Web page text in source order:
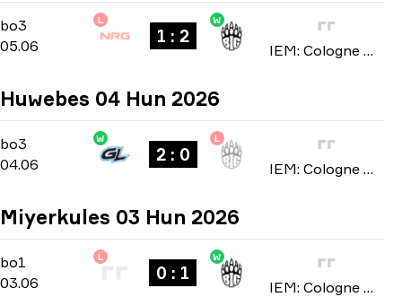
bo3
bo3
05.06
L
1 : 2
W
IEM: Cologne Major 2026
Huwebes 04 Hun 2026
bo3
bo3
04.06
W
2 : 0
L
IEM: Cologne Major 2026
Miyerkules 03 Hun 2026
bo1
bo1
03.06
L
0 : 1
W
IEM: Cologne Major 2026